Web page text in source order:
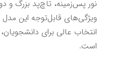
است.